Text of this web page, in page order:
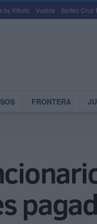
by Kikoto Vuelos Sorteo Cruz
FRONTERA